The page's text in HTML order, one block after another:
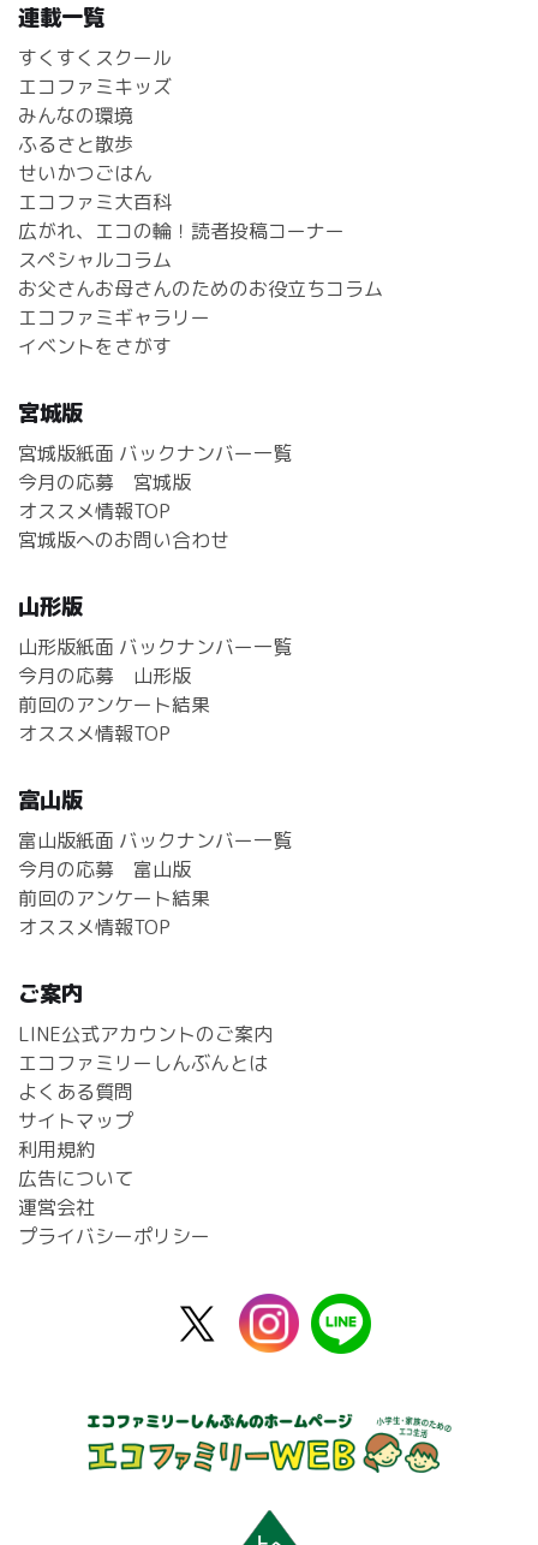
連載一覧
すくすくスクール
エコファミキッズ
みんなの環境
ふるさと散歩
せいかつごはん
エコファミ大百科
広がれ、エコの輪！読者投稿コーナー
スペシャルコラム
お父さんお母さんのためのお役立ちコラム
エコファミギャラリー
イベントをさがす
宮城版
宮城版紙面 バックナンバー一覧
今月の応募 宮城版
オススメ情報TOP
宮城版へのお問い合わせ
山形版
山形版紙面 バックナンバー一覧
今月の応募 山形版
前回のアンケート結果
オススメ情報TOP
富山版
富山版紙面 バックナンバー一覧
今月の応募 富山版
前回のアンケート結果
オススメ情報TOP
ご案内
LINE公式アカウントのご案内
エコファミリーしんぶんとは
よくある質問
サイトマップ
利用規約
広告について
運営会社
プライバシーポリシー
instagram